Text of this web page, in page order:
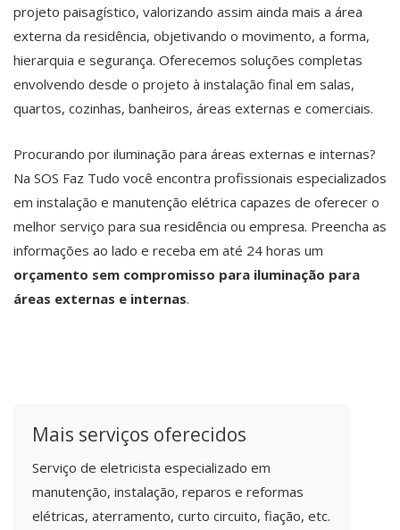
projeto paisagístico, valorizando assim ainda mais a área
externa da residência, objetivando o movimento, a forma,
hierarquia e segurança. Oferecemos soluções completas
envolvendo desde o projeto à instalação final em salas,
quartos, cozinhas, banheiros, áreas externas e comerciais.
Procurando por iluminação para áreas externas e internas?
Na SOS Faz Tudo você encontra profissionais especializados
em instalação e manutenção elétrica capazes de oferecer o
melhor serviço para sua residência ou empresa. Preencha as
informações ao lado e receba em até 24 horas um
orçamento sem compromisso para iluminação para
áreas externas e internas.
Mais serviços oferecidos
Serviço de eletricista especializado em
manutenção, instalação, reparos e reformas
elétricas, aterramento, curto circuito, fiação, etc.